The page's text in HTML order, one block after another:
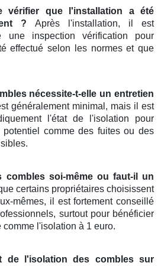
vérifier que l'installation a été
? Après l'installation, il est
une inspection vérification pour
effectué selon les normes et que
nécessite-t-elle un entretien
généralement minimal, mais il est
l'état de l'isolation pour
potentiel comme des fuites ou des
combles soi-même ou faut-il un
certains propriétaires choisissent
mêmes, il est fortement conseillé
surtout pour bénéficier
l'isolation à 1 euro.
de l'isolation des combles sur